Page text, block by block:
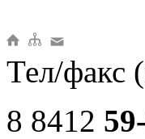
Тел/факс
8 8412